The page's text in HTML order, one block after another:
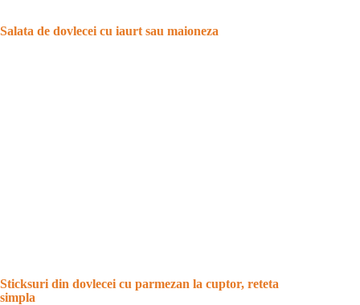
Salata de dovlecei cu iaurt sau maioneza
Sticksuri din dovlecei cu parmezan la cuptor, reteta
simpla